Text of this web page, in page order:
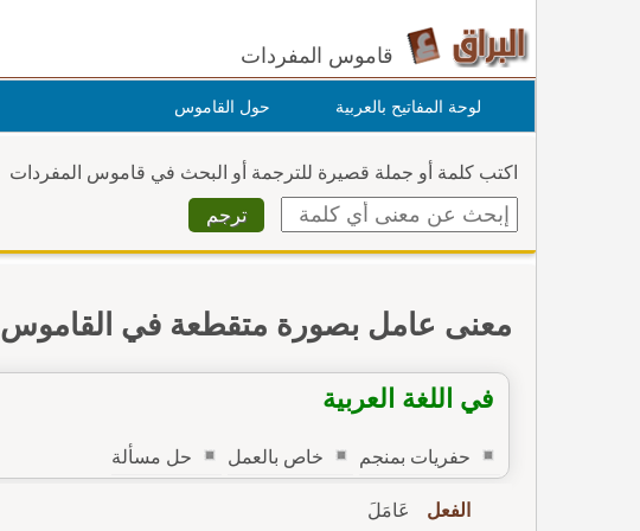
قاموس المفردات
لوحة المفاتيح بالعربية حول القاموس
اكتب كلمة أو جملة قصيرة للترجمة أو البحث في قاموس المفردات
معنى عامل بصورة متقطعة في القاموس
في اللغة العربية
حفريات بمنجم خاص بالعمل حل مسألة
الفعل عَامَلَ